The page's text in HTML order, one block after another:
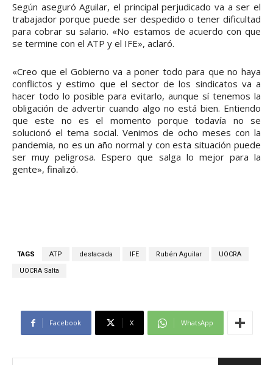
Según aseguró Aguilar, el principal perjudicado va a ser el
trabajador porque puede ser despedido o tener dificultad
para cobrar su salario. «No estamos de acuerdo con que
se termine con el ATP y el IFE», aclaró.
«Creo que el Gobierno va a poner todo para que no haya
conflictos y estimo que el sector de los sindicatos va a
hacer todo lo posible para evitarlo, aunque sí tenemos la
obligación de advertir cuando algo no está bien. Entiendo
que este no es el momento porque todavía no se
solucionó el tema social. Venimos de ocho meses con la
pandemia, no es un año normal y con esta situación puede
ser muy peligrosa. Espero que salga lo mejor para la
gente», finalizó.
TAGS ATP destacada IFE Rubén Aguilar UOCRA
UOCRA Salta
Facebook X WhatsApp